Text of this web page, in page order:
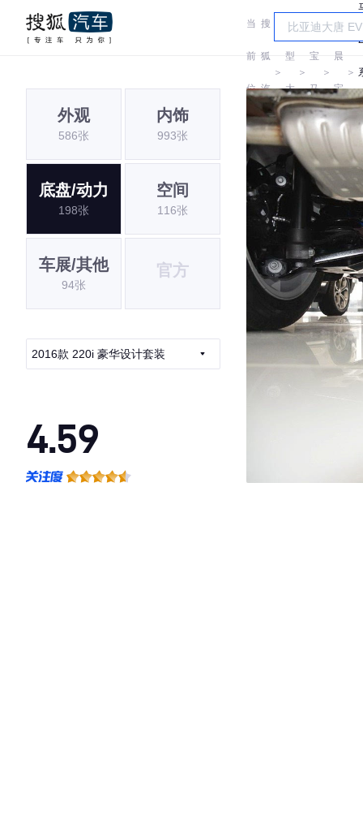
当
前
位
置:
搜
狐
汽
＞
车
型
大
全
＞
宝
马
＞
华
晨
宝
马
＞
2
外观
586张
内饰
993张
底盘/动力
198张
空间
116张
车展/其他
94张
官方
2016款 220i 豪华设计套装
4.59